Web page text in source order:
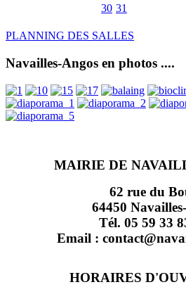
30 31
PLANNING DES SALLES
Navailles-Angos en photos ....
MAIRIE DE
62 rue du
64450
Tél. 05 59 33
Email :
HORAIRES